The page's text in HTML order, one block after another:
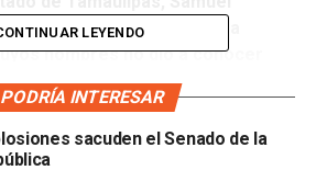
ayer autos de libertad a
nombres no dio a conocer
de las
142 personas detenidas
en Iguala hace cinco
bajo proceso.
LEYENDO
INTERESAR
sacuden el Senado de la